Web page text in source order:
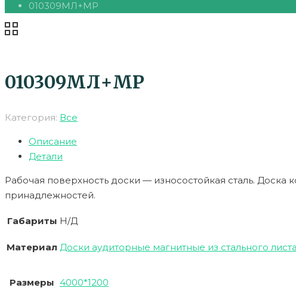
010309МЛ+МР
010309МЛ+МР
Категория: Все
Описание
Детали
Рабочая поверхность доски — износостойкая сталь. Доска
принадлежностей.
Габариты Н/Д
Материал Доски аудиторные магнитные из стального
Размеры 4000*1200